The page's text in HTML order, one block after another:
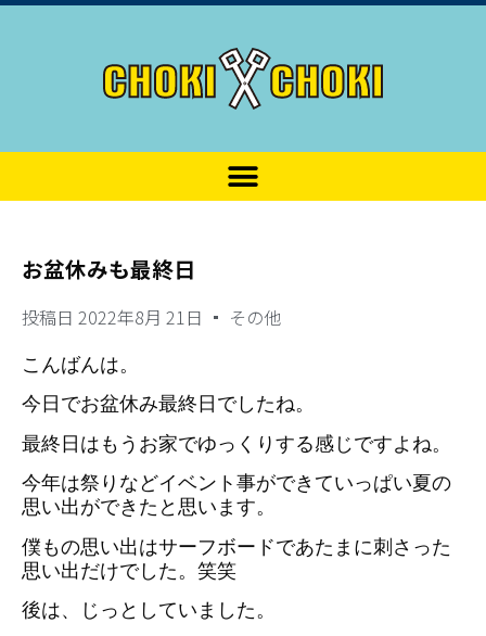
お盆休みも最終日
投稿日 2022年8月 21日 その他
こんばんは。
今日でお盆休み最終日でしたね。
最終日はもうお家でゆっくりする感じですよね。
今年は祭りなどイベント事ができていっぱい夏の
思い出ができたと思います。
僕もの思い出はサーフボードであたまに刺さった
思い出だけでした。笑笑
後は、じっとしていました。